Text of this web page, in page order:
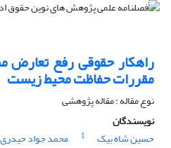
راهکار حقوقی رفع تعارض
مقررات حفاظت محیط زیست
نوع مقاله : مقاله پژوهشی
نویسندگان
حسین شاه بیک
1 محمد جواد حیدری